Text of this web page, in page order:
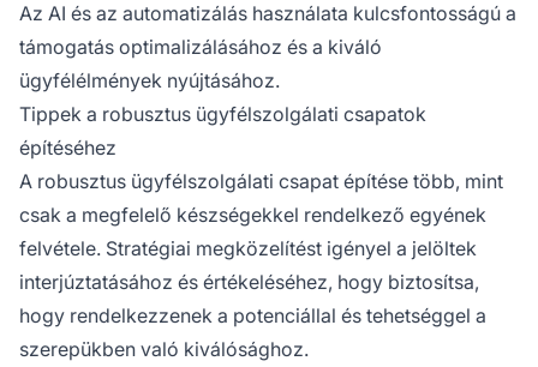
Az AI és az automatizálás használata kulcsfontosságú a
támogatás optimalizálásához és a kiváló
ügyfélélmények nyújtásához.
Tippek a robusztus ügyfélszolgálati csapatok
építéséhez
A robusztus ügyfélszolgálati csapat építése több, mint
csak a megfelelő készségekkel rendelkező egyének
felvétele. Stratégiai megközelítést igényel a jelöltek
interjúztatásához és értékeléséhez, hogy biztosítsa,
hogy rendelkezzenek a potenciállal és tehetséggel a
szerepükben való kiválósághoz.